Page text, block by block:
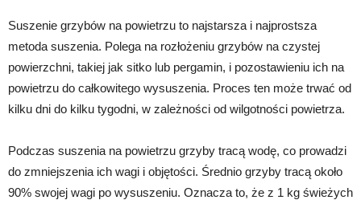
Suszenie grzybów na powietrzu to najstarsza i najprostsza
metoda suszenia. Polega na rozłożeniu grzybów na czystej
powierzchni, takiej jak sitko lub pergamin, i pozostawieniu ich na
powietrzu do całkowitego wysuszenia. Proces ten może trwać od
kilku dni do kilku tygodni, w zależności od wilgotności powietrza.
Podczas suszenia na powietrzu grzyby tracą wodę, co prowadzi
do zmniejszenia ich wagi i objętości. Średnio grzyby tracą około
90% swojej wagi po wysuszeniu. Oznacza to, że z 1 kg świeżych